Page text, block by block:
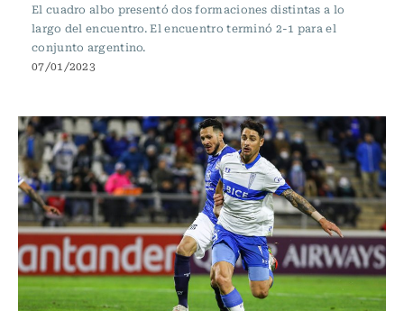
El cuadro albo presentó dos formaciones distintas a lo
largo del encuentro. El encuentro terminó 2-1 para el
conjunto argentino.
07/01/2023